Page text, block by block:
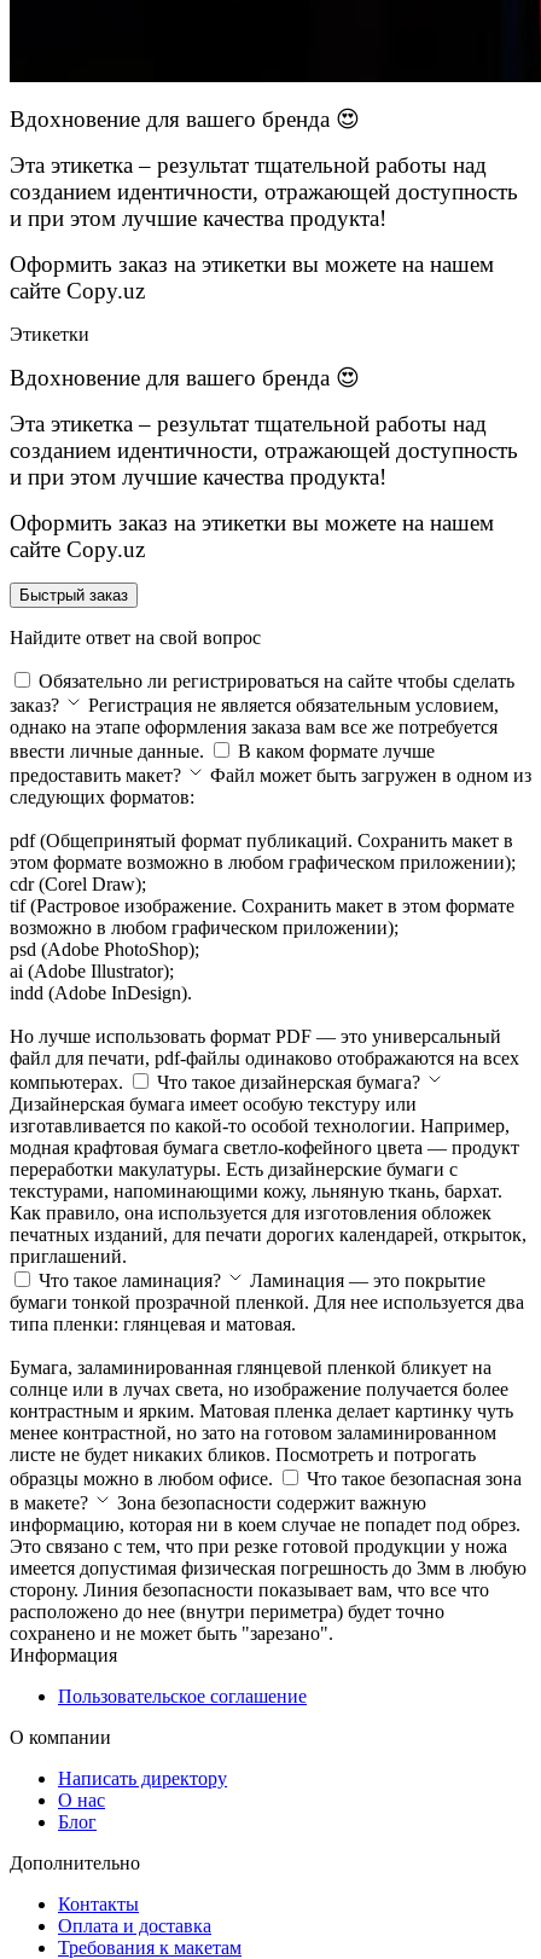
Вдохновение для вашего бренда 😍
Эта этикетка – результат тщательной работы над
созданием идентичности, отражающей доступность
и при этом лучшие качества продукта!
Оформить заказ на этикетки вы можете на нашем
сайте Copy.uz
Этикетки
Вдохновение для вашего бренда 😍
Эта этикетка – результат тщательной работы над
созданием идентичности, отражающей доступность
и при этом лучшие качества продукта!
Оформить заказ на этикетки вы можете на нашем
сайте Copy.uz
Быстрый заказ
Найдите ответ на свой вопрос
Обязательно ли регистрироваться на сайте чтобы сделать
заказ?
Регистрация не является обязательным условием,
однако на этапе оформления заказа вам все же потребуется
ввести личные данные.
В каком формате лучше
предоставить макет?
Файл может быть загружен в одном из
следующих форматов:
pdf (Общепринятый формат публикаций. Сохранить макет в
этом формате возможно в любом графическом приложении);
cdr (Corel Draw);
tif (Растровое изображение. Сохранить макет в этом формате
возможно в любом графическом приложении);
psd (Adobe PhotoShop);
ai (Adobe Illustrator);
indd (Adobe InDesign).
Но лучше использовать формат PDF — это универсальный
файл для печати, pdf-файлы одинаково отображаются на всех
компьютерах.
Что такое дизайнерская бумага?
Дизайнерская бумага имеет особую текстуру или
изготавливается по какой-то особой технологии. Например,
модная крафтовая бумага светло-кофейного цвета — продукт
переработки макулатуры. Есть дизайнерские бумаги с
текстурами, напоминающими кожу, льняную ткань, бархат.
Как правило, она используется для изготовления обложек
печатных изданий, для печати дорогих календарей, открыток,
приглашений.
Что такое ламинация?
Ламинация — это покрытие
бумаги тонкой прозрачной пленкой. Для нее используется два
типа пленки: глянцевая и матовая.
Бумага, заламинированная глянцевой пленкой бликует на
солнце или в лучах света, но изображение получается более
контрастным и ярким. Матовая пленка делает картинку чуть
менее контрастной, но зато на готовом заламинированном
листе не будет никаких бликов. Посмотреть и потрогать
образцы можно в любом офисе.
Что такое безопасная зона
в макете?
Зона безопасности содержит важную
информацию, которая ни в коем случае не попадет под обрез.
Это связано с тем, что при резке готовой продукции у ножа
имеется допустимая физическая погрешность до 3мм в любую
сторону. Линия безопасности показывает вам, что все что
расположено до нее (внутри периметра) будет точно
сохранено и не может быть "зарезано".
Информация
Пользовательское соглашение
О компании
Написать директору
О нас
Блог
Дополнительно
Контакты
Оплата и доставка
Требования к макетам